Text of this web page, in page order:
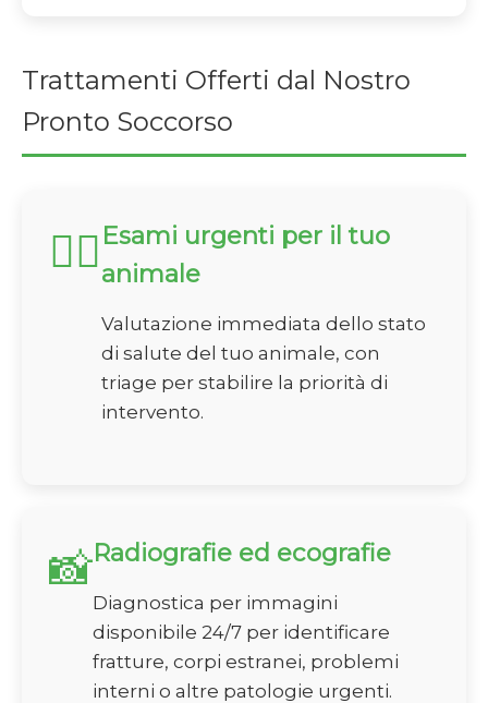
Trattamenti Offerti dal Nostro
Pronto Soccorso
🏃‍♂️ Esami urgenti per il tuo
animale
Valutazione immediata dello stato
di salute del tuo animale, con
triage per stabilire la priorità di
intervento.
📸Radiografie ed ecografie
Diagnostica per immagini
disponibile 24/7 per identificare
fratture, corpi estranei, problemi
interni o altre patologie urgenti.